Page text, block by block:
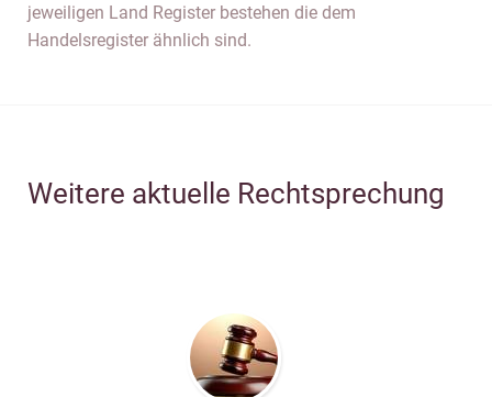
jeweiligen Land Register bestehen die dem
Handelsregister ähnlich sind.
Weitere aktuelle Rechtsprechung